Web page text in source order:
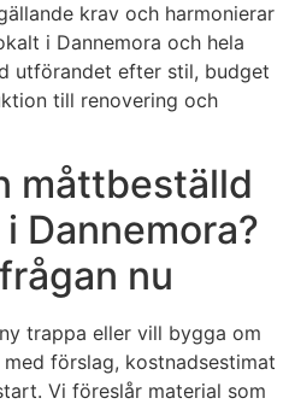
krav och harmonierar
i Dannemora och hela
utförandet efter stil, budget
till renovering och
måttbeställd
Dannemora?
nu
trappa eller vill bygga om
förslag, kostnadsestimat
Vi föreslår material som